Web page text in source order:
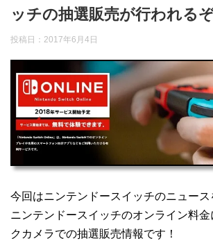
ッチの抽選販売が行われるぞ
投稿日： 2017年6月4日
今回はニンテンドースイッチのニュース
ニンテンドースイッチのオンライン料
クカメラでの抽選販売情報です！